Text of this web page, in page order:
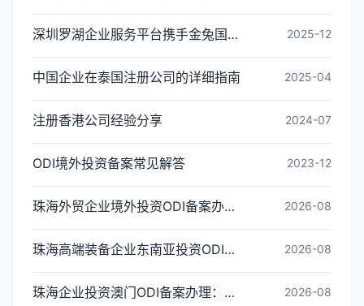
深圳罗湖企业服务平台携手金兔国际ODI备案专家,共建跨境出海全链条服务新生态 2025-12
中国企业在泰国注册公司的详细指南 2025-04
注册香港公司经验分享 2024-07
ODI境外投资备案常见解答 2023-12
珠海外贸企业境外投资ODI备案办理条件与流程 2026-08
珠海高端装备企业东南亚投资ODI备案办理全指引 2026-08
珠海企业投资澳门ODI备案办理：常见问题解答 2026-08